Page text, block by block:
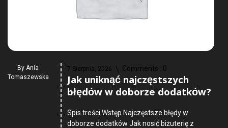
By Ania
Tomaszewska
7 Sierpnia, 2026 Comments : 0
Jak uniknąć najczęstszych
błędów w doborze dodatków?
Spis treści Wstęp Najczęstsze błędy w
doborze dodatków Jak nosić biżuterię z